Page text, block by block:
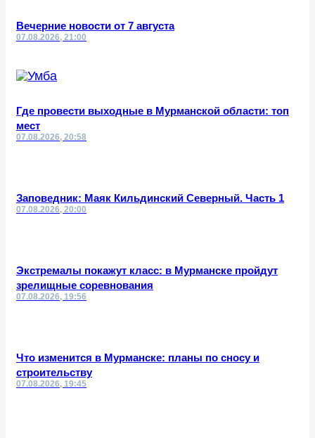
Вечерние новости от 7 августа
07.08.2026, 21:00
Где провести выходные в Мурманской области: топ
мест
07.08.2026, 20:58
Заповедник: Маяк Кильдинский Северный. Часть 1
07.08.2026, 20:00
Экстремалы покажут класс: в Мурманске пройдут
зрелищные соревнования
07.08.2026, 19:56
Что изменится в Мурманске: планы по сносу и
строительству
07.08.2026, 19:45